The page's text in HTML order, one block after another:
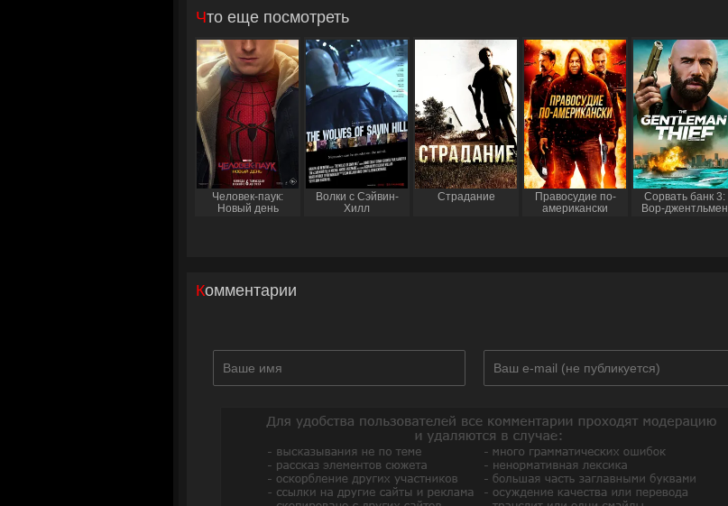
Что еще посмотреть
Человек-паук:
Новый день
Волки с Сэйвин-
Хилл
Страдание
Правосудие по-
американски
Сорвать банк 3:
Вор-джентльмен
Комментарии